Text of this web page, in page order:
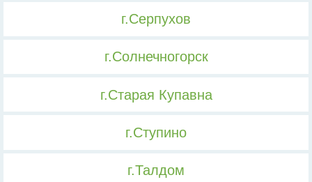
г.Серпухов
г.Солнечногорск
г.Старая Купавна
г.Ступино
г.Талдом